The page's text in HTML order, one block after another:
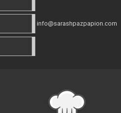
info@sarashpazpapion.com